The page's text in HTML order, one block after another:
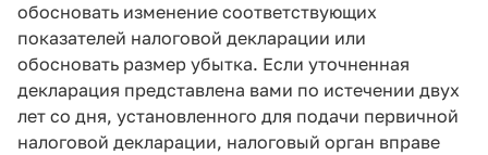
обосновать изменение соответствующих
показателей налоговой декларации или
обосновать размер убытка. Если уточненная
декларация представлена вами по истечении двух
лет со дня, установленного для подачи первичной
налоговой декларации, налоговый орган вправе